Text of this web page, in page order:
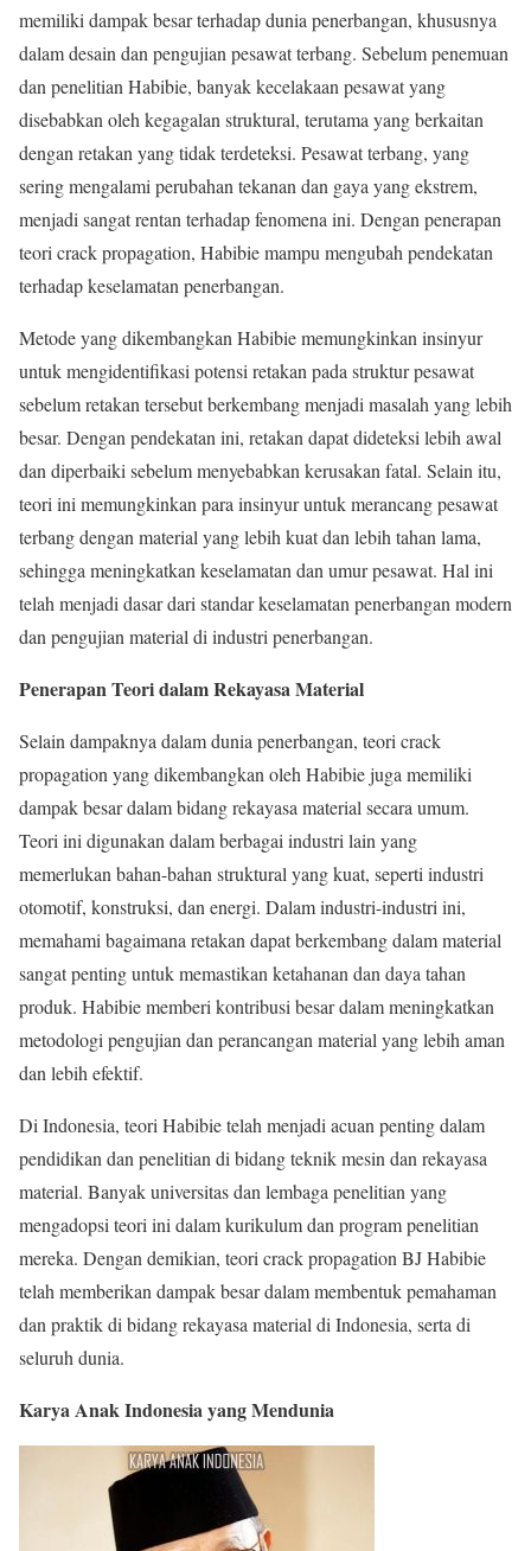
memiliki dampak besar terhadap dunia penerbangan, khususnya
dalam desain dan pengujian pesawat terbang. Sebelum penemuan
dan penelitian Habibie, banyak kecelakaan pesawat yang
disebabkan oleh kegagalan struktural, terutama yang berkaitan
dengan retakan yang tidak terdeteksi. Pesawat terbang, yang
sering mengalami perubahan tekanan dan gaya yang ekstrem,
menjadi sangat rentan terhadap fenomena ini. Dengan penerapan
teori crack propagation, Habibie mampu mengubah pendekatan
terhadap keselamatan penerbangan.
Metode yang dikembangkan Habibie memungkinkan insinyur
untuk mengidentifikasi potensi retakan pada struktur pesawat
sebelum retakan tersebut berkembang menjadi masalah yang lebih
besar. Dengan pendekatan ini, retakan dapat dideteksi lebih awal
dan diperbaiki sebelum menyebabkan kerusakan fatal. Selain itu,
teori ini memungkinkan para insinyur untuk merancang pesawat
terbang dengan material yang lebih kuat dan lebih tahan lama,
sehingga meningkatkan keselamatan dan umur pesawat. Hal ini
telah menjadi dasar dari standar keselamatan penerbangan modern
dan pengujian material di industri penerbangan.
Penerapan Teori dalam Rekayasa Material
Selain dampaknya dalam dunia penerbangan, teori crack
propagation yang dikembangkan oleh Habibie juga memiliki
dampak besar dalam bidang rekayasa material secara umum.
Teori ini digunakan dalam berbagai industri lain yang
memerlukan bahan-bahan struktural yang kuat, seperti industri
otomotif, konstruksi, dan energi. Dalam industri-industri ini,
memahami bagaimana retakan dapat berkembang dalam material
sangat penting untuk memastikan ketahanan dan daya tahan
produk. Habibie memberi kontribusi besar dalam meningkatkan
metodologi pengujian dan perancangan material yang lebih aman
dan lebih efektif.
Di Indonesia, teori Habibie telah menjadi acuan penting dalam
pendidikan dan penelitian di bidang teknik mesin dan rekayasa
material. Banyak universitas dan lembaga penelitian yang
mengadopsi teori ini dalam kurikulum dan program penelitian
mereka. Dengan demikian, teori crack propagation BJ Habibie
telah memberikan dampak besar dalam membentuk pemahaman
dan praktik di bidang rekayasa material di Indonesia, serta di
seluruh dunia.
Karya Anak Indonesia yang Mendunia